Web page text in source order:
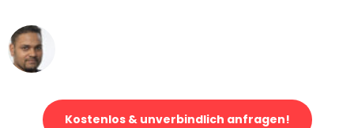
Kostenlos & unverbindlich anfragen!